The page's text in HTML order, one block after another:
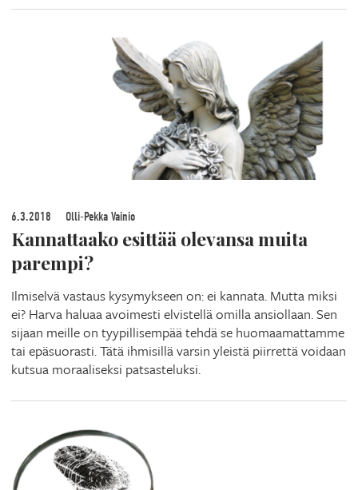
6.3.2018 Olli-Pekka Vainio
Kannattaako esittää olevansa muita
parempi?
Ilmiselvä vastaus kysymykseen on: ei kannata. Mutta miksi
ei? Harva haluaa avoimesti elvistellä omilla ansiollaan. Sen
sijaan meille on tyypillisempää tehdä se huomaamattamme
tai epäsuorasti. Tätä ihmisillä varsin yleistä piirrettä voidaan
kutsua moraaliseksi patsasteluksi.